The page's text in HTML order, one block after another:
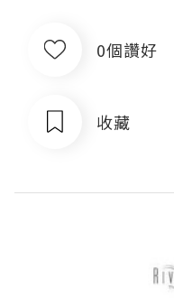
0個讚好
收藏